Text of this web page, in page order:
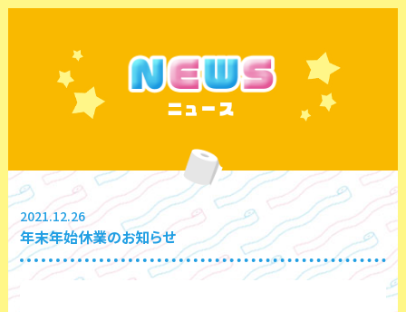
ニュース
2021.12.26
年末年始休業のお知らせ